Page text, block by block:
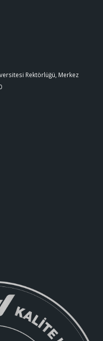
Rektörlüğü, Merkez